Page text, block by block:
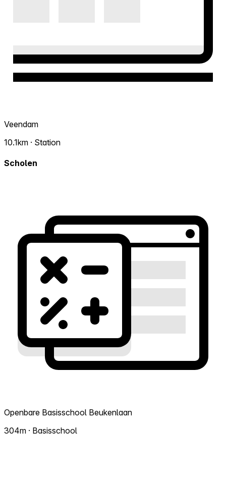
Veendam
10.1km · Station
Scholen
Openbare Basisschool Beukenlaan
304m · Basisschool